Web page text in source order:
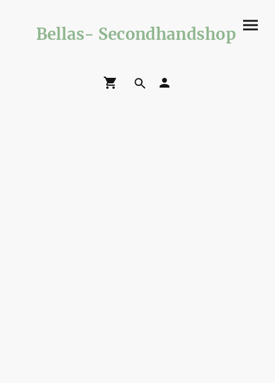
Bellas- Secondhandshop